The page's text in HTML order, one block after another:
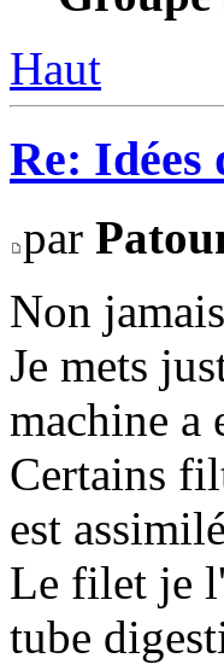
Haut
Re: Idées
par
Non
Je mets
machine a
Certains
est
Le filet je
tube